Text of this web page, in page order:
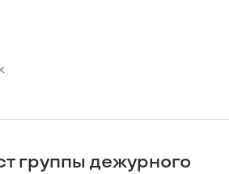
группы дежурного